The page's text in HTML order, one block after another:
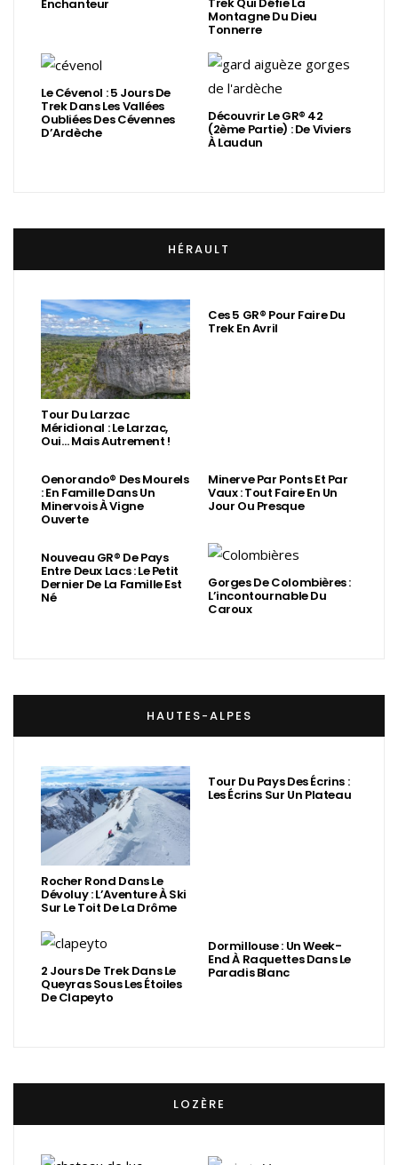
Enchanteur
Montagne Du Dieu
Tonnerre
Le Cévenol : 5 Jours De
Trek Dans Les Vallées
Oubliées Des Cévennes
D’Ardèche
Découvrir Le GR® 42
(2ème Partie) : De Viviers
À Laudun
HÉRAULT
Tour Du Larzac
Méridional : Le Larzac,
Oui… Mais Autrement !
Ces 5 GR® Pour Faire Du
Trek En Avril
Oenorando® Des Mourels
: En Famille Dans Un
Minervois À Vigne
Ouverte
Minerve Par Ponts Et Par
Vaux : Tout Faire En Un
Jour Ou Presque
Nouveau GR® De Pays
Entre Deux Lacs : Le Petit
Dernier De La Famille Est
Né
Gorges De Colombières :
L’incontournable Du
Caroux
HAUTES-ALPES
Rocher Rond Dans Le
Dévoluy : L’Aventure À Ski
Sur Le Toit De La Drôme
Tour Du Pays Des Écrins :
Les Écrins Sur Un Plateau
2 Jours De Trek Dans Le
Queyras Sous Les Étoiles
De Clapeyto
Dormillouse : Un Week-
End À Raquettes Dans Le
Paradis Blanc
LOZÈRE